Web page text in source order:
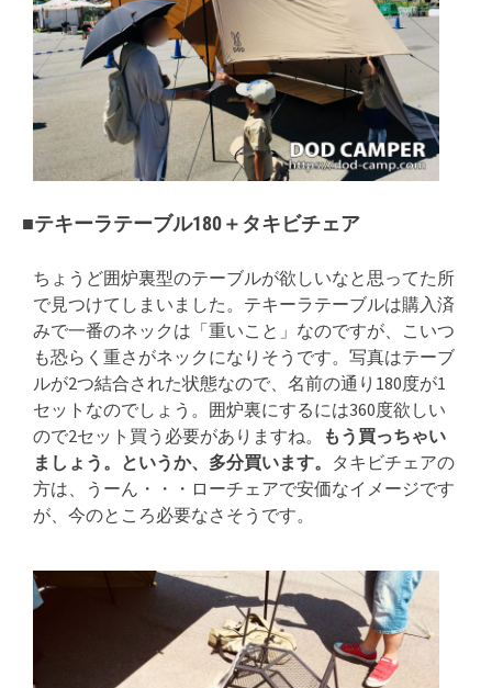
■テキーラテーブル180＋タキビチェア
ちょうど囲炉裏型のテーブルが欲しいなと思ってた所
で見つけてしまいました。テキーラテーブルは購入済
みで一番のネックは「重いこと」なのですが、こいつ
も恐らく重さがネックになりそうです。写真はテーブ
ルが2つ結合された状態なので、名前の通り180度が1
セットなのでしょう。囲炉裏にするには360度欲しい
ので2セット買う必要がありますね。
もう買っちゃい
ましょう。というか、多分買います。 タキビチェアの
方は、うーん・・・ローチェアで安価なイメージです
が、今のところ必要なさそうです。